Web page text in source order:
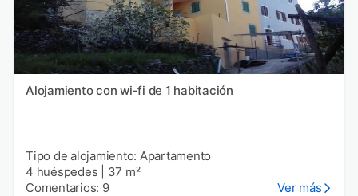
Alojamiento con wi-fi de 1 habitación
Tipo de alojamiento: Apartamento
4 huéspedes
37 m²
Comentarios: 9
Ver más